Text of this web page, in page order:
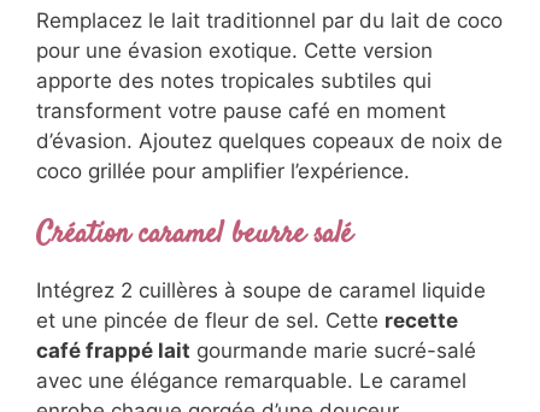
s’harmonise parfaitement avec l’amertume du
café et la douceur du lait.
Café frappé lait de coco tropical
Remplacez le lait traditionnel par du lait de
coco pour une évasion exotique. Cette version
apporte des notes tropicales subtiles qui
transforment votre pause café en moment
d’évasion. Ajoutez quelques copeaux de noix
de coco grillée pour amplifier l’expérience.
Création caramel beurre salé